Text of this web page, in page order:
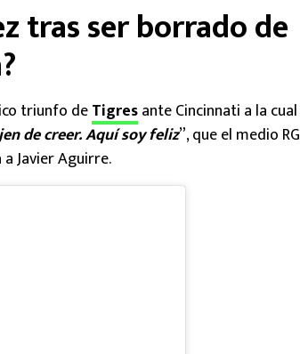
tras ser borrado de
triunfo deTigresante Cincinnati a la cual
de creer. Aquí soy feliz”, que el medio RG
Javier Aguirre.